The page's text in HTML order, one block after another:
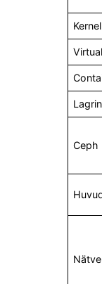
Kernel
Ceph